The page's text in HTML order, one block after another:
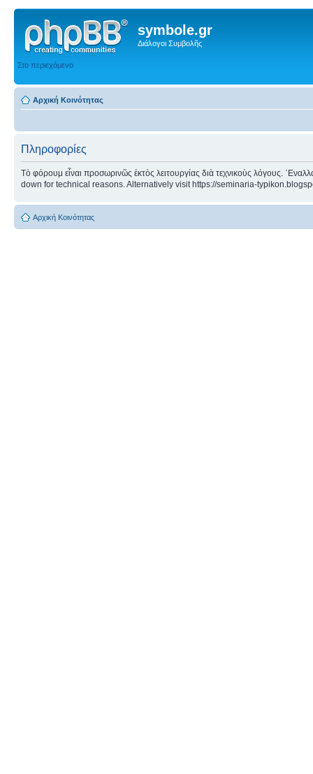
symbole.gr
Διάλογοι Συμβολῆς
Στο περιεχόμενο
Αρχική Κοινότητας
Πληροφορίες
Τὸ φόρουμ εἶναι προσωρινῶς ἐκτὸς λειτουργίας διὰ τεχνικοὺς λόγους.
down for technical reasons. Alternatively visit https://seminaria-
Αρχική Κοινότητας